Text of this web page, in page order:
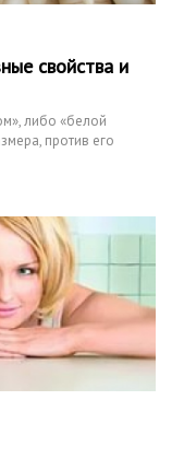
свойства и
либо «белой
против его